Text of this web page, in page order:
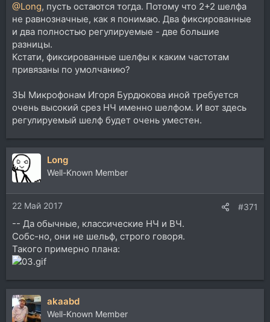
@Long, пусть остаются тогда. Потому что 2+2 шелфа
не равнозначные, как я понимаю. Два фиксированные
и два полностью регулируемые - две большие
разницы.
Кстати, фиксированные шелфы к каким частотам
привязаны по умолчанию?
ЗЫ Микрофонам Игоря Бурдюкова иной требуется
очень высокий срез НЧ именно шелфом. И вот здесь
регулируемый шелф будет очень уместен.
Long
Well-Known Member
22 Май 2017 #371
-- Да обычные, классические НЧ и ВЧ.
Собс-но, они не шельф, строго говоря.
Такого примерно плана:
akaabd
Well-Known Member